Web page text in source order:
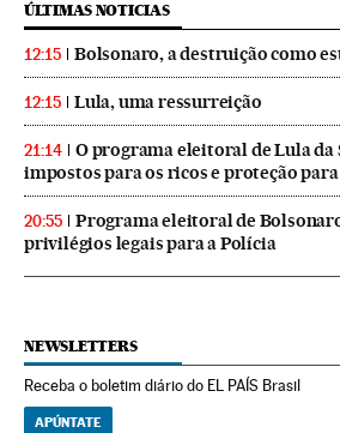
ÚLTIMAS NOTICIAS
12:15 Bolsonaro, a destruição como
12:15 Lula, uma ressurreição
21:14
O programa eleitoral de Lula da
impostos para os ricos e proteção
20:55
Programa eleitoral de
privilégios legais para a Polícia
NEWSLETTERS
Receba o boletim diário do EL PAÍS Brasil
APÚNTATE